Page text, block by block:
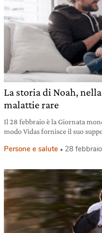
La storia di Noah,
malattie rare
Il 28 febbraio è la Giornata
modo Vidas fornisce il suo
Persone e salute 28